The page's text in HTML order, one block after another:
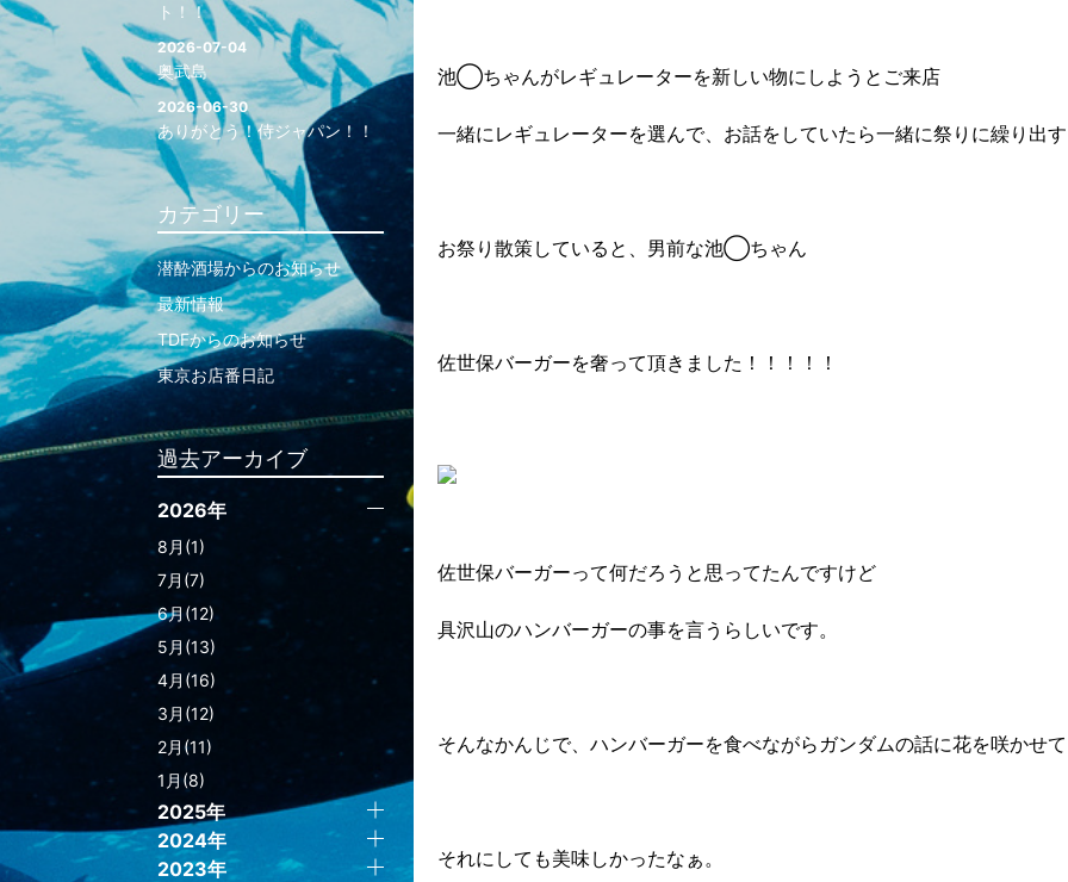
池◯ちゃんがレギュレーターを新しい物にしようとご来店
一緒にレギュレーターを選んで、お話をしていたら一緒に祭りに繰り出
お祭り散策していると、男前な池◯ちゃん
佐世保バーガーを奢って頂きました！！！！！
佐世保バーガーって何だろうと思ってたんですけど
具沢山のハンバーガーの事を言うらしいです。
そんなかんじで、ハンバーガーを食べながらガンダムの話に花を咲かせ
それにしても美味しかったなぁ。
ト！！
2026-07-04
奥武島
2026-06-30
ありがとう！侍ジャパン！！
カテゴリー
潜酔酒場からのお知らせ
最新情報
TDFからのお知らせ
東京お店番日記
過去アーカイブ
2026年
8月(1)
7月(7)
6月(12)
5月(13)
4月(16)
3月(12)
2月(11)
1月(8)
2025年
2024年
2023年